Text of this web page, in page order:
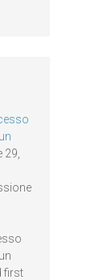
29,
first